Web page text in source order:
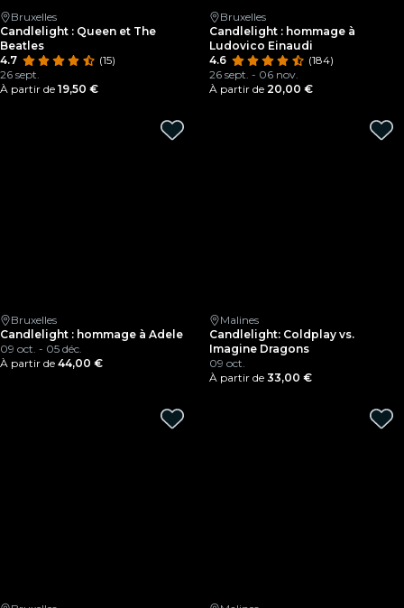
Bruxelles
Candlelight : Queen et The
Beatles
4.7
(15)
26 sept.
À partir de 19,50 €
Bruxelles
Candlelight : hommage à
Ludovico Einaudi
4.6
(184)
26 sept. - 06 nov.
À partir de 20,00 €
Bruxelles
Candlelight : hommage à Adele
09 oct. - 05 déc.
À partir de 44,00 €
Malines
Candlelight: Coldplay vs.
Imagine Dragons
09 oct.
À partir de 33,00 €